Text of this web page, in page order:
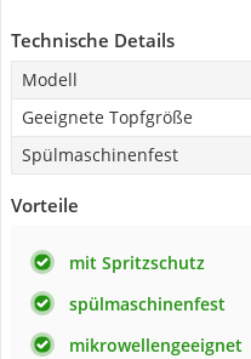
Technische Details
Modell
Geeignete Topfgröße
Spülmaschinenfest
Vorteile
mit Spritzschutz
spülmaschinenfest
mikrowellengeeignet